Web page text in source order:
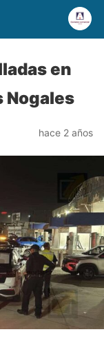
en
Nogales
hace 2 años